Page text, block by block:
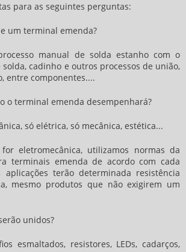
para as seguintes perguntas:
um terminal emenda?
manual de solda estanho com o
cadinho e outros processos de união,
entre componentes....
o terminal emenda desempenhará?
só elétrica, só mecânica, estética...
eletromecânica, utilizamos normas da
terminais emenda de acordo com cada
aplicações terão determinada resistência
mesmo produtos que não exigirem um
unidos?
esmaltados, resistores, LEDs, cadarços,